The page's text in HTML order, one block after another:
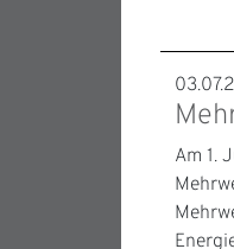
Am 1.